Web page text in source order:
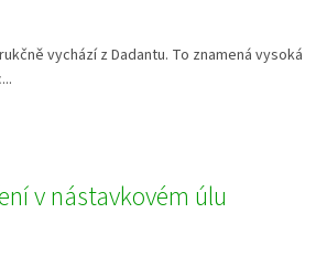
vychází z Dadantu. To znamená vysoká
v nástavkovém úlu